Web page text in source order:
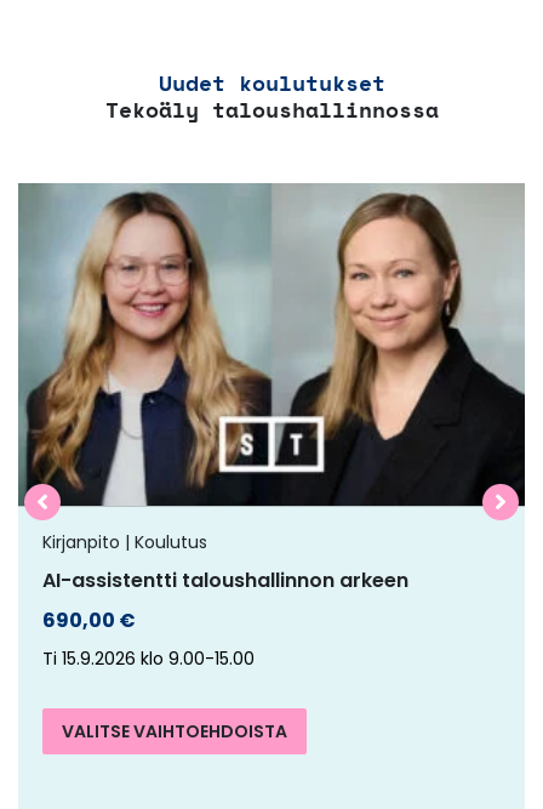
Uudet koulutukset
Tekoäly taloushallinnossa
Kirjanpito | Koulutus
AI-assistentti taloushallinnon arkeen
690,00 €
Ti 15.9.2026 klo 9.00-15.00
VALITSE VAIHTOEHDOISTA
tuotteella
useampi
muunnelma.
Voit
tehdä
valinnat
tuotteen
sivulla.